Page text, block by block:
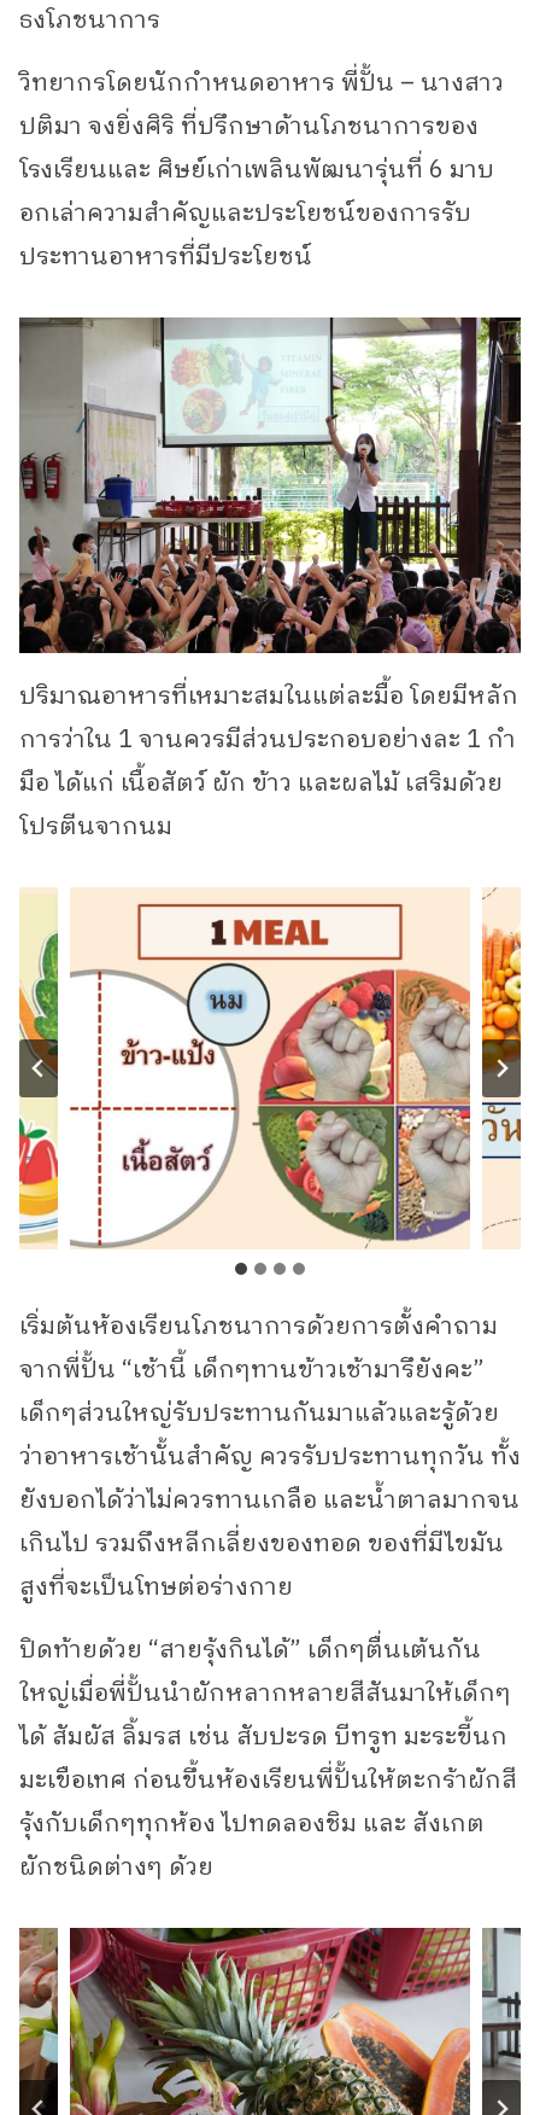
ธงโภชนาการ
วิทยากรโดยนักกำหนดอาหาร พี่ปั้น – นางสาว
ปติมา จงยิ่งศิริ ที่ปรึกษาด้านโภชนาการของ
โรงเรียนและ ศิษย์เก่าเพลินพัฒนารุ่นที่ 6 มาบ
อกเล่าความสำคัญและประโยชน์ของการรับ
ประทานอาหารที่มีประโยชน์
ปริมาณอาหารที่เหมาะสมในแต่ละมื้อ โดยมีหลัก
การว่าใน 1 จานควรมีส่วนประกอบอย่างละ 1 กำ
มือ ได้แก่ เนื้อสัตว์ ผัก ข้าว และผลไม้ เสริมด้วย
โปรตีนจากนม
เริ่มต้นห้องเรียนโภชนาการด้วยการตั้งคำถาม
จากพี่ปั้น “เช้านี้ เด็กๆทานข้าวเช้ามารึยังคะ”
เด็กๆส่วนใหญ่รับประทานกันมาแล้วและรู้ด้วย
ว่าอาหารเช้านั้นสำคัญ ควรรับประทานทุกวัน ทั้ง
ยังบอกได้ว่าไม่ควรทานเกลือ และน้ำตาลมากจน
เกินไป รวมถึงหลีกเลี่ยงของทอด ของที่มีไขมัน
สูงที่จะเป็นโทษต่อร่างกาย
ปิดท้ายด้วย “สายรุ้งกินได้” เด็กๆตื่นเต้นกัน
ใหญ่เมื่อพี่ปั้นนำผักหลากหลายสีสันมาให้เด็กๆ
ได้ สัมผัส ลิ้มรส เช่น สับปะรด บีทรูท มะระขี้นก
มะเขือเทศ ก่อนขึ้นห้องเรียนพี่ปั้นให้ตะกร้าผักสี
รุ้งกับเด็กๆทุกห้อง ไปทดลองชิม และ สังเกต
ผักชนิดต่างๆ ด้วย